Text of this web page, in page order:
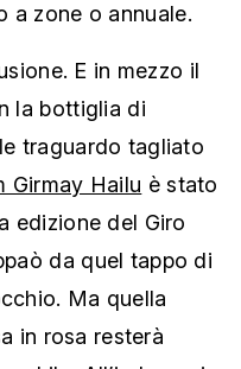
a zone o annuale.
E in mezzo il
la bottiglia di
traguardo tagliato
Girmay Hailu è stato
edizione del Giro
da quel tappo di
Ma quella
in rosa resterà